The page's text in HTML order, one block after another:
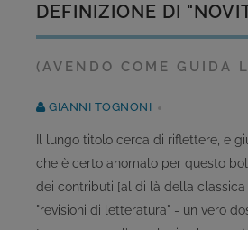
DEFINIZIONE DI
(AVENDO COME GUIDA
GIANNI TOGNONI
Il lungo titolo cerca di riflettere, e
che è certo anomalo per questo
dei contributi [al di là della classica
"revisioni di letteratura" - un vero